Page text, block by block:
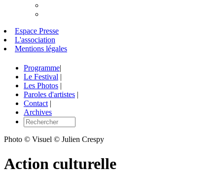
Espace Presse
L'association
Mentions légales
Programme|
Le Festival |
Les Photos |
Paroles d'artistes |
Contact |
Archives
Photo © Visuel © Julien Crespy
Action culturelle